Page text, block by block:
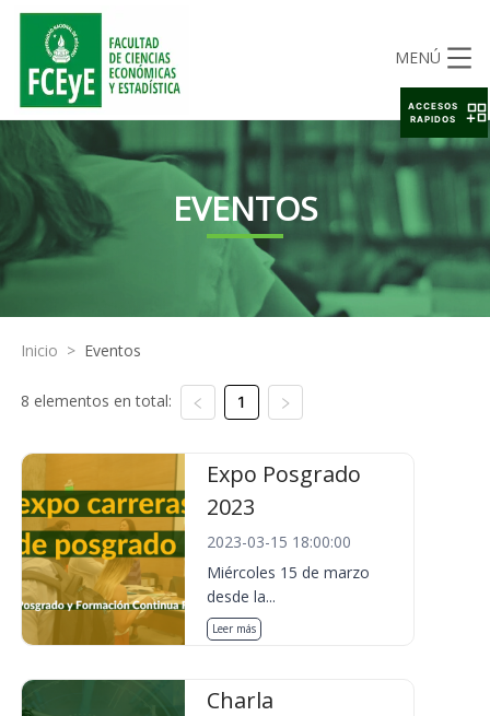
MENÚ
EVENTOS
Inicio > Eventos
8 elementos en total: 1
Expo Posgrado
2023
2023-03-15 18:00:00
Miércoles 15 de marzo
desde la...
Leer más
Charla
ACCESOS
RAPIDOS